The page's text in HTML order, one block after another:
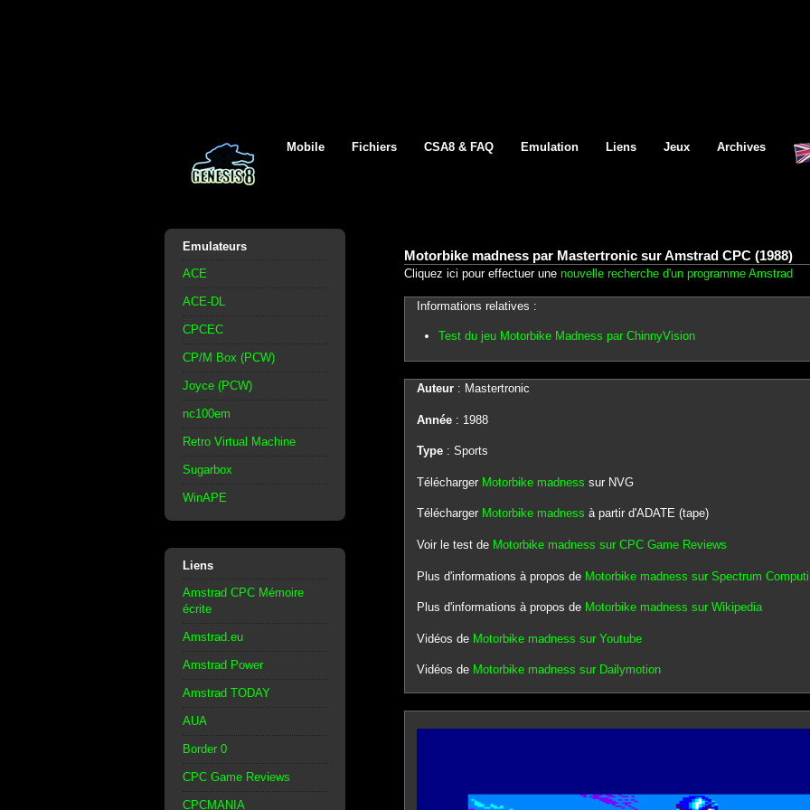
Mobile Fichiers CSA8 & FAQ Emulation Liens Jeux Archives
Emulateurs
ACE
ACE-DL
CPCEC
CP/M Box (PCW)
Joyce (PCW)
nc100em
Retro Virtual Machine
Sugarbox
WinAPE
Liens
Amstrad CPC Mémoire
écrite
Amstrad.eu
Amstrad Power
Amstrad TODAY
AUA
Border 0
CPC Game Reviews
CPCMANIA
Motorbike madness par Mastertronic sur Amstrad CPC (1988)
Cliquez ici pour effectuer une nouvelle recherche d'un programme Amstrad
Informations relatives :
Test du jeu Motorbike Madness par ChinnyVision
Auteur: Mastertronic
Année: 1988
Type: Sports
Télécharger Motorbike madness sur NVG
Télécharger Motorbike madness à partir d'ADATE (tape)
Voir le test de Motorbike madness sur CPC Game Reviews
Plus d'informations à propos de Motorbike madness sur Spectrum
Plus d'informations à propos de Motorbike madness sur Wikipedia
Vidéos de Motorbike madness sur Youtube
Vidéos de Motorbike madness sur Dailymotion